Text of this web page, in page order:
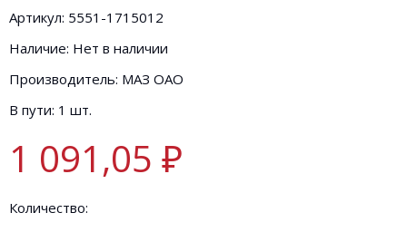
Артикул: 5551-1715012
Наличие: Нет в наличии
Производитель: МАЗ ОАО
В пути: 1 шт.
1 091,05 ₽
Количество: